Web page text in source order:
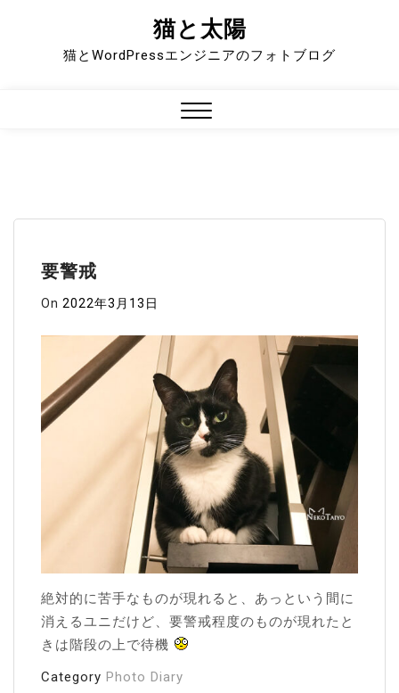
猫と太陽
猫とWordPressエンジニアのフォトブログ
要警戒
On 2022年3月13日
絶対的に苦手なものが現れると、あっという間に
消えるユニだけど、要警戒程度のものが現れたと
きは階段の上で待機
Category Photo Diary